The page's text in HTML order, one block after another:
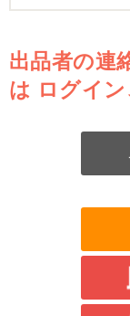
出品者の連
は ログイン